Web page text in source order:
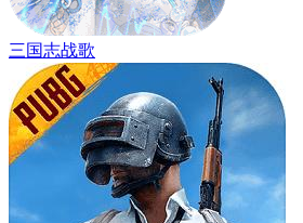
三国志战歌